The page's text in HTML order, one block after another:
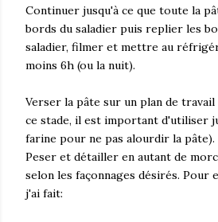
Continuer jusqu'à ce que toute la
bords du saladier puis replier les
saladier, filmer et mettre au
moins 6h (ou la nuit).
Verser la pâte sur un plan de
ce stade, il est important d'utiliser
farine pour ne pas alourdir la pâte).
Peser et détailler en autant de
selon les façonnages désirés. Pour
j'ai fait: